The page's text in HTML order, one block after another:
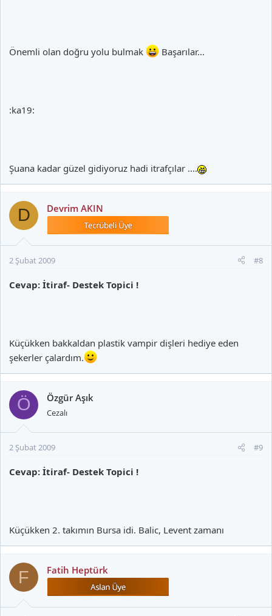
Önemli olan doğru yolu bulmak Başarılar...
:ka19:
Şuana kadar güzel gidiyoruz hadi itrafçılar ....
D Devrim AKIN
2 Şubat 2009 #8
Cevap: İtiraf- Destek Topici !
Küçükken bakkaldan plastik vampir dişleri hediye eden
şekerler çalardım.
Ö Özgür Aşık
Cezalı
2 Şubat 2009 #9
Cevap: İtiraf- Destek Topici !
Küçükken 2. takımın Bursa idi. Balic, Levent zamanı
F Fatih Heptürk